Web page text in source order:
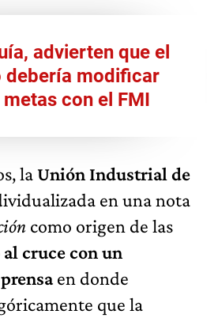
advierten que el
debería modificar
con el FMI
laUnión Industrial de
en una nota
como origen de las
cruce con un
en donde
que la